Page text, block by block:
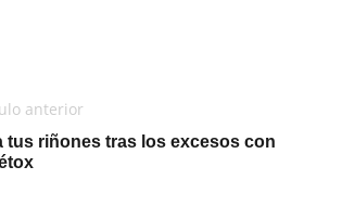
anterior
tus riñones tras los excesos con